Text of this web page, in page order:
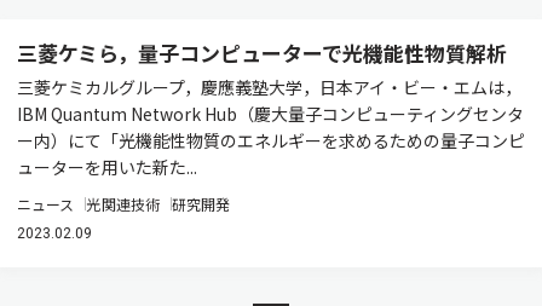
三菱ケミら，量子コンピューターで光機能性物質解析
三菱ケミカルグループ，慶應義塾大学，日本アイ・ビー・エムは，
IBM Quantum Network Hub（慶大量子コンピューティングセンタ
ー内）にて「光機能性物質のエネルギーを求めるための量子コンピ
ューターを用いた新た...
ニュース 光関連技術 研究開発
2023.02.09